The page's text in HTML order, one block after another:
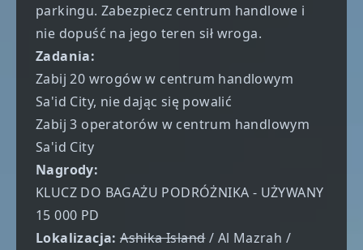
parkingu. Zabezpiecz centrum handlowe i
nie dopuść na jego teren sił wroga.
Zadania:
Zabij 20 wrogów w centrum handlowym
Sa'id City, nie dając się powalić
Zabij 3 operatorów w centrum handlowym
Sa'id City
Nagrody:
KLUCZ DO BAGAŻU PODRÓŻNIKA - UŻYWANY
15 000 PD
Lokalizacja:Ashika Island/ Al Mazrah /